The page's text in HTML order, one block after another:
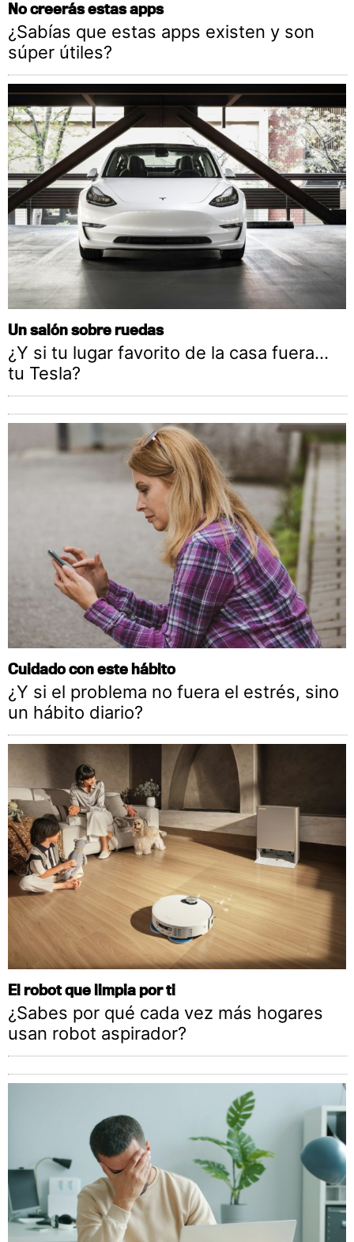
No creerás estas apps
¿Sabías que estas apps existen y son
súper útiles?
Un salón sobre ruedas
¿Y si tu lugar favorito de la casa fuera…
tu Tesla?
Cuidado con este hábito
¿Y si el problema no fuera el estrés, sino
un hábito diario?
El robot que limpia por ti
¿Sabes por qué cada vez más hogares
usan robot aspirador?